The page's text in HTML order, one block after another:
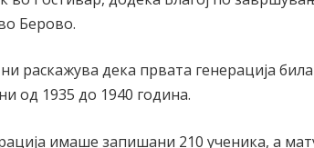
Берово.
раскажува дека првата генерација
од 1935 до 1940 година.
имаше запишани 210 ученика, а